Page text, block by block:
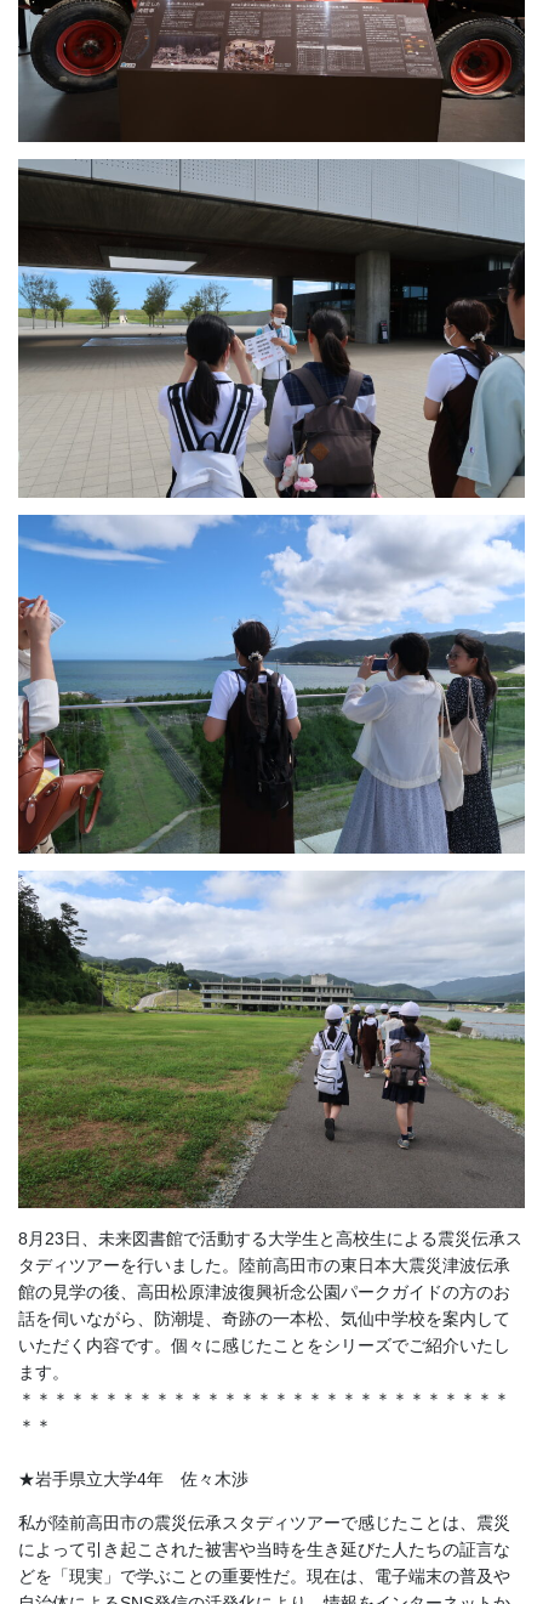
8月23日、未来図書館で活動する大学生と高校生による震災伝承ス
タディツアーを行いました。陸前高田市の東日本大震災津波伝承
館の見学の後、高田松原津波復興祈念公園パークガイドの方のお
話を伺いながら、防潮堤、奇跡の一本松、気仙中学校を案内して
いただく内容です。個々に感じたことをシリーズでご紹介いたし
ます。
＊＊＊＊＊＊＊＊＊＊＊＊＊＊＊＊＊＊＊＊＊＊＊＊＊＊＊＊＊
＊＊
★岩手県立大学4年 佐々木渉
私が陸前高田市の震災伝承スタディツアーで感じたことは、震災
によって引き起こされた被害や当時を生き延びた人たちの証言な
どを「現実」で学ぶことの重要性だ。現在は、電子端末の普及や